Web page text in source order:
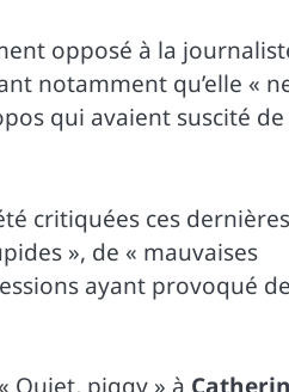
opposé à la
notamment qu’elle «
qui avaient suscité de
critiquées ces dernières
», de « mauvaises
ayant provoqué de